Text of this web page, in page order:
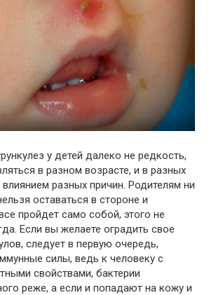
у детей далеко не редкость,
в разном возрасте, и в разных
влиянием разных причин. Родителям ни
оставаться в стороне и
пройдет само собой, этого не
Если вы желаете оградить свое
следует в первую очередь,
силы, ведь к человеку с
свойствами, бактерии
реже, а если и попадают на кожу и